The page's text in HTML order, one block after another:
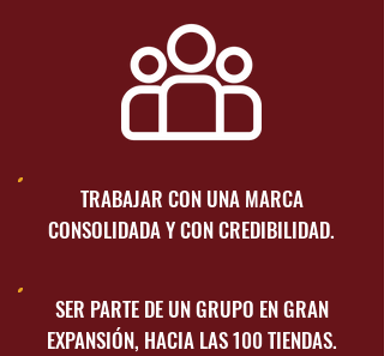
TRABAJAR CON UNA MARCA
CONSOLIDADA Y CON CREDIBILIDAD.
SER PARTE DE UN GRUPO EN GRAN
EXPANSIÓN, HACIA LAS 100 TIENDAS.